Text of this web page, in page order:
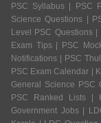
PSC Syllabus | PSC
Science Questions |
Level PSC Questions
Exam Tips | PSC
Notifications | PSC
PSC Exam Calendar |
General Science PSC
PSC Ranked Lists |
Government Jobs |